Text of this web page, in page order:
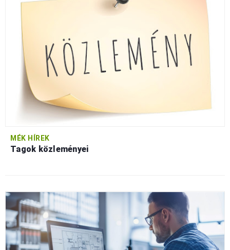
MÉK HÍREK
Tagok közleményei